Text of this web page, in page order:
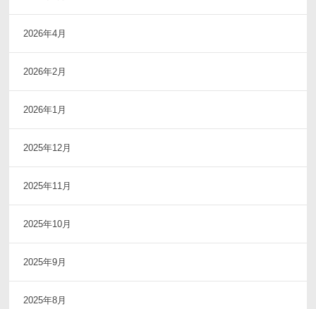
2026年4月
2026年2月
2026年1月
2025年12月
2025年11月
2025年10月
2025年9月
2025年8月